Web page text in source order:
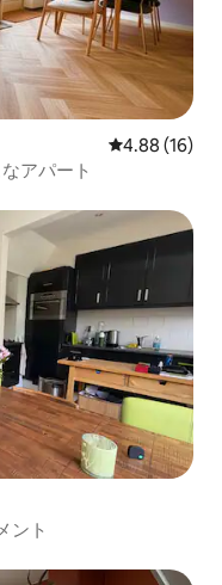
レビュー16
4.88 (16)
アパート
ント